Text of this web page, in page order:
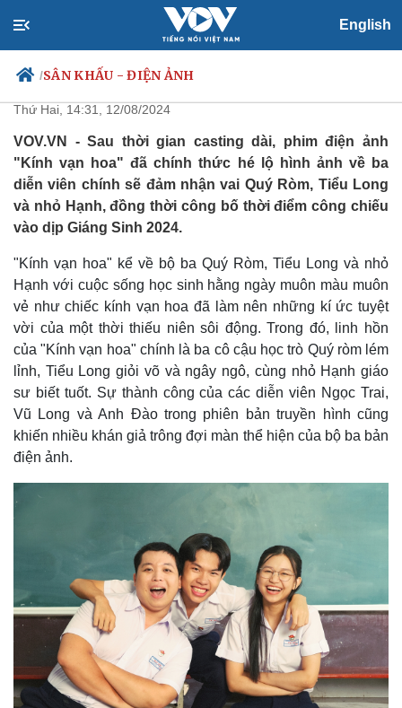
English
/SÂN KHẤU - ĐIỆN ẢNH
Chính trị
Đảng
Tổ chức nhân sự
Quốc hội
Xã hội
Tin 24h
Dự báo thời tiết
Việc làm
Biển đảo
Lộ diện bộ 3 diễn viên chính của
phim điện ảnh "Kính vạn hoa"
Thứ Hai, 14:31, 12/08/2024
VOV.VN - Sau thời gian casting dài, phim điện ảnh
"Kính vạn hoa" đã chính thức hé lộ hình ảnh về ba
diễn viên chính sẽ đảm nhận vai Quý Ròm, Tiểu Long
và nhỏ Hạnh, đồng thời công bố thời điểm công chiếu
vào dịp Giáng Sinh 2024.
"Kính vạn hoa" kể về bộ ba Quý Ròm, Tiểu Long và nhỏ
Hạnh với cuộc sống học sinh hằng ngày muôn màu muôn
vẻ như chiếc kính vạn hoa đã làm nên những kí ức tuyệt
vời của một thời thiếu niên sôi động. Trong đó, linh hồn
của "Kính vạn hoa" chính là ba cô cậu học trò Quý ròm lém
lỉnh, Tiểu Long giỏi võ và ngây ngô, cùng nhỏ Hạnh giáo
sư biết tuốt. Sự thành công của các diễn viên Ngọc Trai,
Vũ Long và Anh Đào trong phiên bản truyền hình cũng
khiến nhiều khán giả trông đợi màn thể hiện của bộ ba bản
điện ảnh.